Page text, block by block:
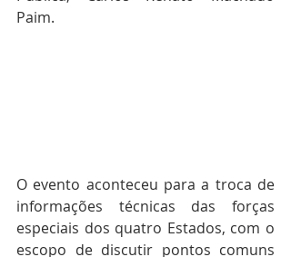
Paim.
O evento aconteceu para a troca de
informações técnicas das forças
especiais dos quatro Estados, com o
escopo de discutir pontos comuns